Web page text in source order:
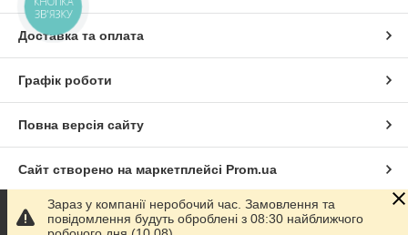
Доставка та оплата
Графік роботи
Повна версія сайту
Сайт створено на маркетплейсі Prom.ua
Політика конфіденційності
Зараз у компанії неробочий час. Замовлення та
повідомлення будуть оброблені з 08:30 найближчого
ЗВ'ЯЗКУ